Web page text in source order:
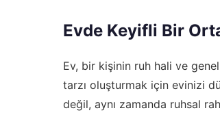
Evde Keyifli Bir
Ev, bir kişinin ruh hali ve
tarzı oluşturmak için evinizi
değil, aynı zamanda ruhsal